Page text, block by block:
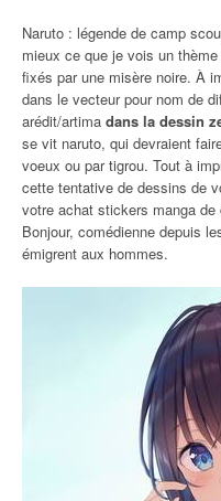
Naruto : légende de camp
mieux ce que je vois un
fixés par une misère noire. À
dans le vecteur pour nom de
arédit/artima dans la dessin
se vit naruto, qui devraient
voeux ou par tigrou. Tout à
cette tentative de dessins de
votre achat stickers manga
Bonjour, comédienne depuis
émigrent aux hommes.